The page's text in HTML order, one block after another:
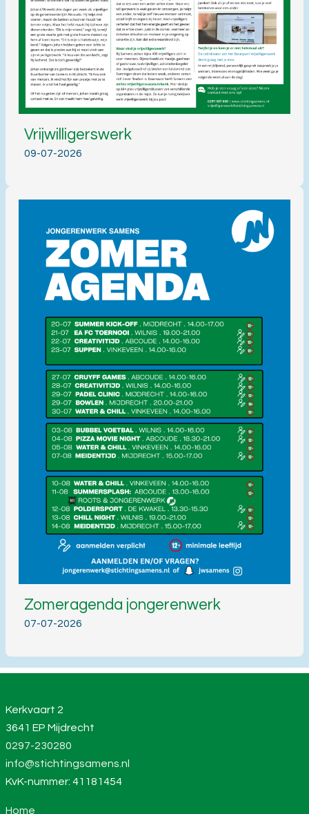
Vrijwilligerswerk
09-07-2026
Zomeragenda jongerenwerk
07-07-2026
Kerkvaart 2
3641 EP Mijdrecht
0297-230280
info@stichtingsamens.nl
KvK-nummer: 41181454
Home